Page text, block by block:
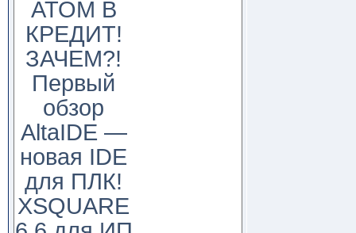
АТОМ В
КРЕДИТ!
ЗАЧЕМ?!
Первый
обзор
AltaIDE —
новая IDE
для ПЛК!
XSQUARE